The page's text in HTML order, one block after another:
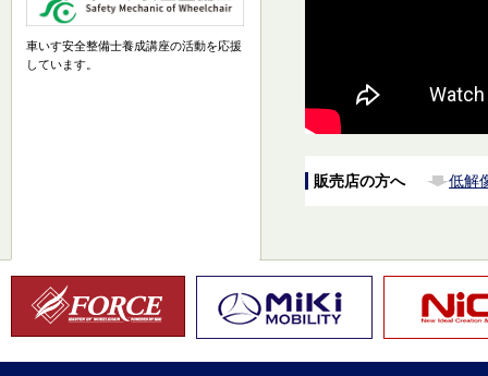
販売店の方へ 低解
車いす安全整備士養成講座の活動を応援
しています。